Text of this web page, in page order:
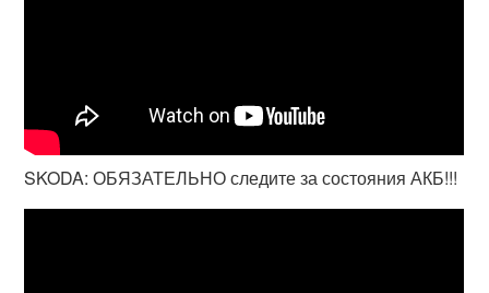
SKODA: ОБЯЗАТЕЛЬНО следите за состояния АКБ!!!